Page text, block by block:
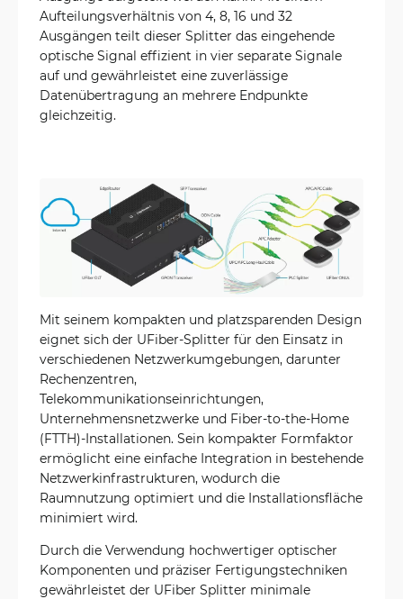
Aufteilungsverhältnis von 4, 8, 16 und 32
Ausgängen teilt dieser Splitter das eingehende
optische Signal effizient in vier separate Signale
auf und gewährleistet eine zuverlässige
Datenübertragung an mehrere Endpunkte
gleichzeitig.
Mit seinem kompakten und platzsparenden Design
eignet sich der UFiber-Splitter für den Einsatz in
verschiedenen Netzwerkumgebungen, darunter
Rechenzentren,
Telekommunikationseinrichtungen,
Unternehmensnetzwerke und Fiber-to-the-Home
(FTTH)-Installationen. Sein kompakter Formfaktor
ermöglicht eine einfache Integration in bestehende
Netzwerkinfrastrukturen, wodurch die
Raumnutzung optimiert und die Installationsfläche
minimiert wird.
Durch die Verwendung hochwertiger optischer
Komponenten und präziser Fertigungstechniken
gewährleistet der UFiber Splitter minimale